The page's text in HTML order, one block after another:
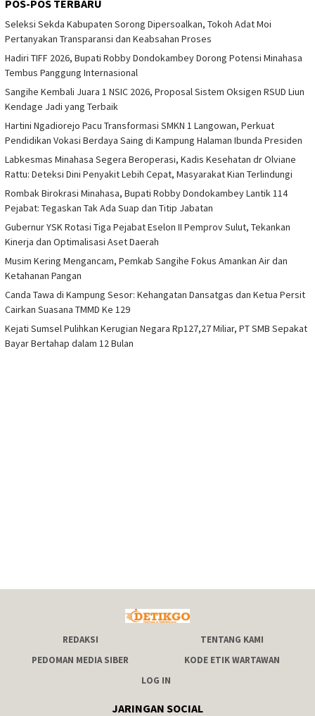
POS-POS TERBARU
Seleksi Sekda Kabupaten Sorong Dipersoalkan, Tokoh Adat Moi
Pertanyakan Transparansi dan Keabsahan Proses
Hadiri TIFF 2026, Bupati Robby Dondokambey Dorong Potensi Minahasa
Tembus Panggung Internasional
Sangihe Kembali Juara 1 NSIC 2026, Proposal Sistem Oksigen RSUD Liun
Kendage Jadi yang Terbaik
Hartini Ngadiorejo Pacu Transformasi SMKN 1 Langowan, Perkuat
Pendidikan Vokasi Berdaya Saing di Kampung Halaman Ibunda Presiden
Labkesmas Minahasa Segera Beroperasi, Kadis Kesehatan dr Olviane
Rattu: Deteksi Dini Penyakit Lebih Cepat, Masyarakat Kian Terlindungi
Rombak Birokrasi Minahasa, Bupati Robby Dondokambey Lantik 114
Pejabat: Tegaskan Tak Ada Suap dan Titip Jabatan
Gubernur YSK Rotasi Tiga Pejabat Eselon II Pemprov Sulut, Tekankan
Kinerja dan Optimalisasi Aset Daerah
Musim Kering Mengancam, Pemkab Sangihe Fokus Amankan Air dan
Ketahanan Pangan
Canda Tawa di Kampung Sesor: Kehangatan Dansatgas dan Ketua Persit
Cairkan Suasana TMMD Ke 129
Kejati Sumsel Pulihkan Kerugian Negara Rp127,27 Miliar, PT SMB Sepakat
Bayar Bertahap dalam 12 Bulan
REDAKSI
TENTANG KAMI
PEDOMAN MEDIA SIBER
KODE ETIK WARTAWAN
LOG IN
JARINGAN SOCIAL